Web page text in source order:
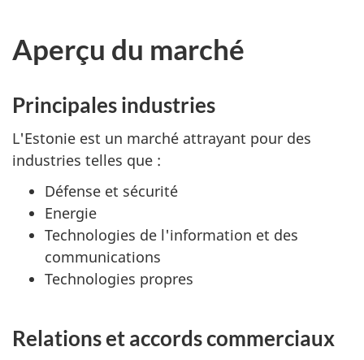
Aperçu du marché
Principales industries
L'Estonie est un marché attrayant pour des
industries telles que :
Défense et sécurité
Energie
Technologies de l'information et des
communications
Technologies propres
Relations et accords commerciaux